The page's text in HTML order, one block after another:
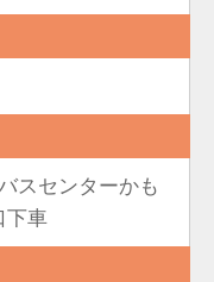
スセンターかも
下車